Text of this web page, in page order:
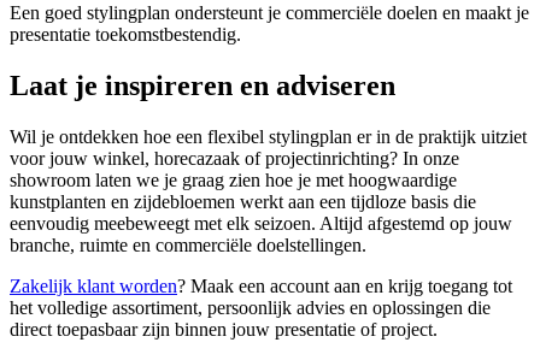
Een goed stylingplan ondersteunt je commerciële doelen en maakt je
presentatie toekomstbestendig.
Laat je inspireren en adviseren
Wil je ontdekken hoe een flexibel stylingplan er in de praktijk uitziet
voor jouw winkel, horecazaak of projectinrichting? In onze
showroom laten we je graag zien hoe je met hoogwaardige
kunstplanten en zijdebloemen werkt aan een tijdloze basis die
eenvoudig meebeweegt met elk seizoen. Altijd afgestemd op jouw
branche, ruimte en commerciële doelstellingen.
Zakelijk klant worden? Maak een account aan en krijg toegang tot
het volledige assortiment, persoonlijk advies en oplossingen die
direct toepasbaar zijn binnen jouw presentatie of project.